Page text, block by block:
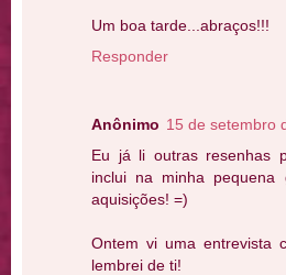
Um boa tarde...abraços!!!
Responder
Anônimo 15 de setembro
Eu já li outras resenhas
inclui na minha pequena
aquisições! =)
Ontem vi uma entrevista
lembrei de ti!